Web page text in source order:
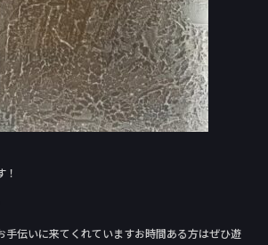
手伝いに来てくれていますお時間ある方はぜひ遊